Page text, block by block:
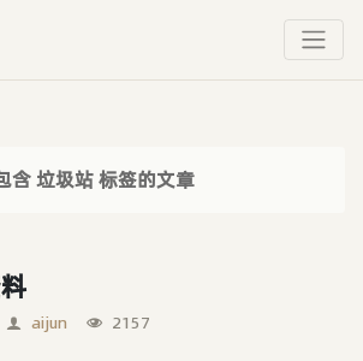
含 垃圾站 标签的文章
aijun 2157